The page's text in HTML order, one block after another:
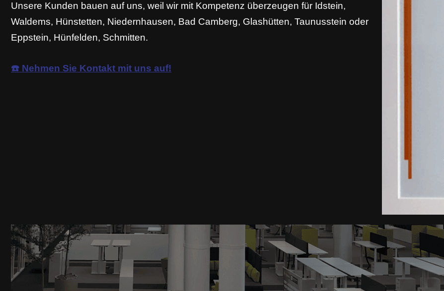
Unsere Kunden bauen auf uns, weil wir mit Kompetenz überzeugen für Idstein,
Waldems, Hünstetten, Niedernhausen, Bad Camberg, Glashütten, Taunusstein oder
Eppstein, Hünfelden, Schmitten.
☎️ Nehmen Sie Kontakt mit uns auf!